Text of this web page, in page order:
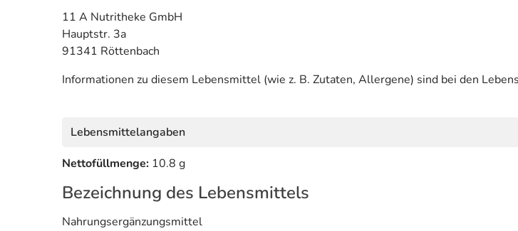
11 A Nutritheke GmbH
Hauptstr. 3a
91341 Röttenbach
Informationen zu diesem Lebensmittel (wie z. B. Zutaten, Allergene) sind bei den
Lebensmittelangaben
Nettofüllmenge: 10.8 g
Bezeichnung des Lebensmittels
Nahrungsergänzungsmittel